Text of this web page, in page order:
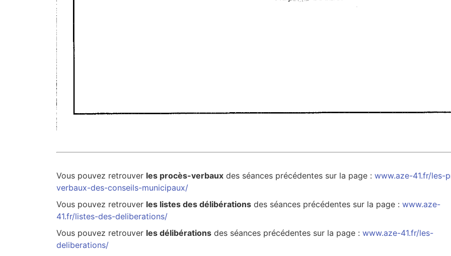
Vous pouvez retrouver les procès-verbaux des séances précédentes sur la page : www.aze-41.fr/les-
verbaux-des-conseils-municipaux/
Vous pouvez retrouver les listes des délibérations des séances précédentes sur la page : www.aze-
41.fr/listes-des-deliberations/
Vous pouvez retrouver les délibérations des séances précédentes sur la page : www.aze-41.fr/les-
deliberations/